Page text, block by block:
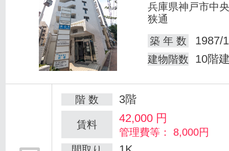
兵庫県神戸市中
狭通
築 年 数
1987/
建物階数 10階
階 数 3階
賃料 42,000 円
管理費等： 8,000円